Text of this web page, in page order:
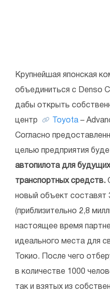
Крупнейшая японская
объединиться с Denso
дабы открыть
центр Toyota –
Согласно
целью предприятия
автопилота для
транспортных средств.
новый объект составят
(приблизительно 2,8
настоящее время
идеального места для
Токио. После чего
в количестве 1000
так и взятых из